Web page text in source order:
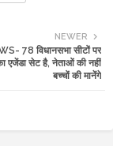
NEWER
78 विधानसभा सीटों पर
एजेंडा सेट है, नेताओं की नहीं
बच्चों की मानेंगे